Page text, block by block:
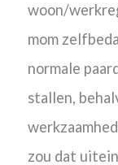
woon/
mom
normale
stallen,
zou dat